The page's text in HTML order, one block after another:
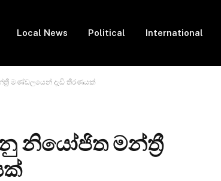
Local News Political International
මණ්ඩලයෙන් දැඩි තීරණයක්
නියෝජිත මන්ත්‍රී